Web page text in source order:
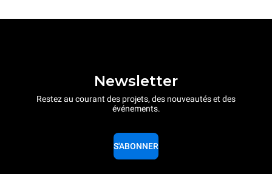
Newsletter
Restez au courant des projets, des nouveautés et des
événements.
S'ABONNER